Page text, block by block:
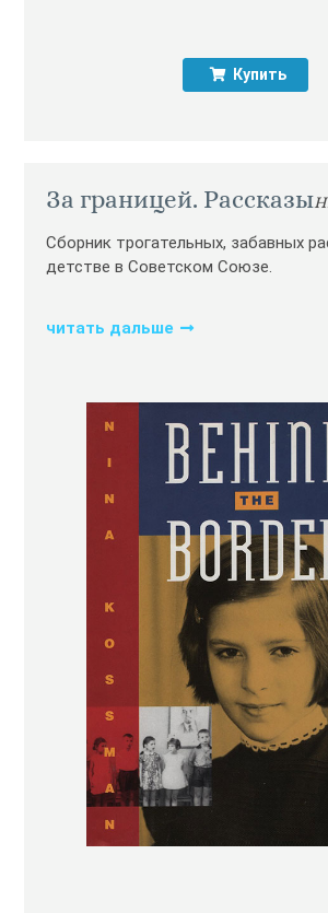
Купить
За границей. Рассказы
Сборник трогательных, забавных
детстве в Советском Союзе.
читать дальше